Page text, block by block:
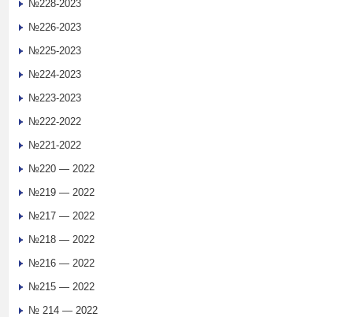
№228-2023
№226-2023
№225-2023
№224-2023
№223-2023
№222-2022
№221-2022
№220 — 2022
№219 — 2022
№217 — 2022
№218 — 2022
№216 — 2022
№215 — 2022
№ 214 — 2022